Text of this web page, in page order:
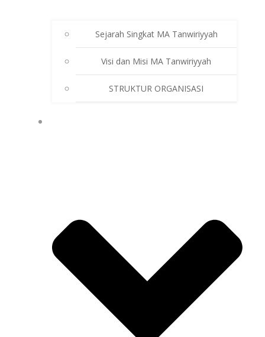
Sejarah Singkat MA Tanwiriyyah
Visi dan Misi MA Tanwiriyyah
STRUKTUR ORGANISASI